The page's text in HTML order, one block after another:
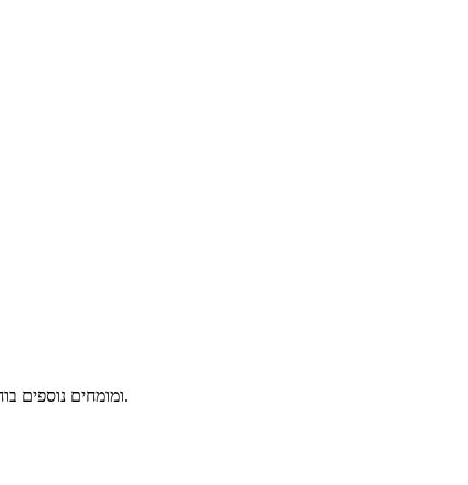
במציאות המורכבת של היום צריך להקשיב בין המילים. בכל בוקר כתבי ynet ומומחים נוספים בוחנים את הכותרת המרכזית שעל סדר היום.